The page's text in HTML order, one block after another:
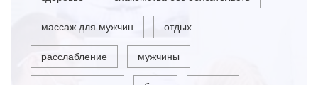
массаж для мужчин отдых
расслабление мужчины